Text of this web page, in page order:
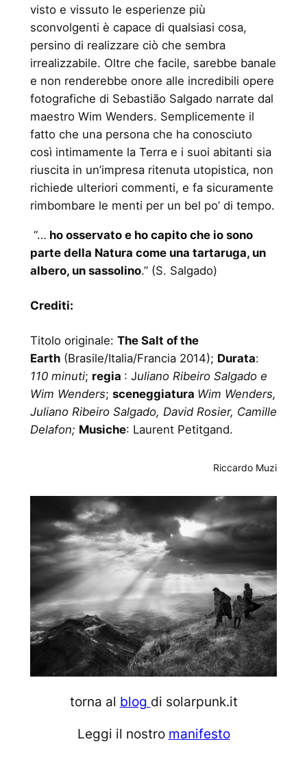
visto e vissuto le esperienze più
sconvolgenti è capace di qualsiasi cosa,
persino di realizzare ciò che sembra
irrealizzabile. Oltre che facile, sarebbe banale
e non renderebbe onore alle incredibili opere
fotografiche di Sebastião Salgado narrate dal
maestro Wim Wenders. Semplicemente il
fatto che una persona che ha conosciuto
così intimamente la Terra e i suoi abitanti sia
riuscita in un’impresa ritenuta utopistica, non
richiede ulteriori commenti, e fa sicuramente
rimbombare le menti per un bel po’ di tempo.
“… ho osservato e ho capito che io sono
parte della Natura come una tartaruga, un
albero, un sassolino.” (S. Salgado)
Crediti:
Titolo originale: The Salt of the
Earth (Brasile/Italia/Francia 2014); Durata:
110 minuti; regia : Juliano Ribeiro Salgado e
Wim Wenders; sceneggiatura Wim Wenders,
Juliano Ribeiro Salgado, David Rosier, Camille
Delafon; Musiche: Laurent Petitgand.
Riccardo Muzi
torna al blog di solarpunk.it
Leggi il nostro manifesto